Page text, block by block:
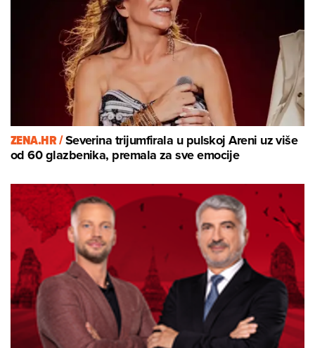
ZENA.HR /Severina trijumfirala u pulskoj Areni uz više
od 60 glazbenika, premala za sve emocije